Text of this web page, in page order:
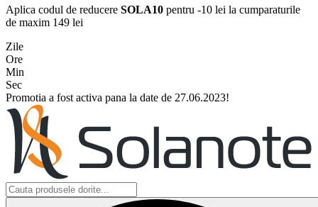
Aplica codul de reducere SOLA10 pentru -10 lei la cumparaturile
de maxim 149 lei
Zile
Ore
Min
Sec
Promotia a fost activa pana la date de 27.06.2023!
Search
...